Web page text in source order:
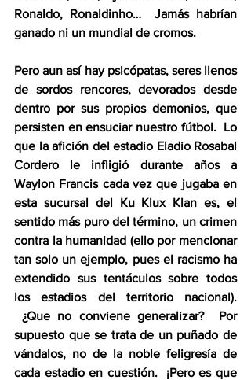
Ronaldo, Ronaldinho…  Jamás habrían
ganado ni un mundial de cromos.
Pero aun así hay psicópatas, seres llenos
de sordos rencores, devorados desde
dentro por sus propios demonios, que
persisten en ensuciar nuestro fútbol.  Lo
que la afición del estadio Eladio Rosabal
Cordero le infligió durante años a
Waylon Francis cada vez que jugaba en
esta sucursal del Ku Klux Klan es, el
sentido más puro del término, un crimen
contra la humanidad (ello por mencionar
tan solo un ejemplo, pues el racismo ha
extendido sus tentáculos sobre todos
los estadios del territorio nacional).
¿Que no conviene generalizar?  Por
supuesto que se trata de un puñado de
vándalos, no de la noble feligresía de
cada estadio en cuestión.  ¡Pero es que